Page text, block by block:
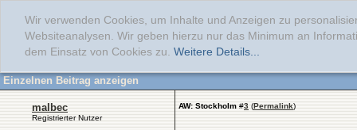
Wir verwenden Cookies, um Inhalte und Anzeigen zu
Websiteanalysen. Wir geben hierzu nur das Minimum an
dem Einsatz von Cookies zu. Weitere Details...
Einzelnen Beitrag anzeigen
malbec
Registrierter Nutzer
AW: Stockholm #3 (Permalink)